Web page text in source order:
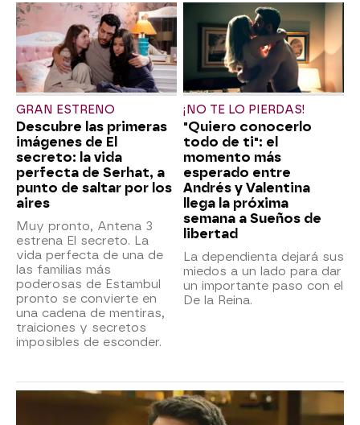
GRAN ESTRENO
Descubre las primeras
imágenes de El
secreto: la vida
perfecta de Serhat, a
punto de saltar por los
aires
Muy pronto, Antena 3
estrena El secreto. La
vida perfecta de una de
las familias más
poderosas de Estambul
pronto se convierte en
una cadena de mentiras,
traiciones y secretos
imposibles de esconder.
¡NO TE LO PIERDAS!
"Quiero conocerlo
todo de ti": el
momento más
esperado entre
Andrés y Valentina
llega la próxima
semana a Sueños de
libertad
La dependienta dejará sus
miedos a un lado para dar
un importante paso con el
De la Reina.